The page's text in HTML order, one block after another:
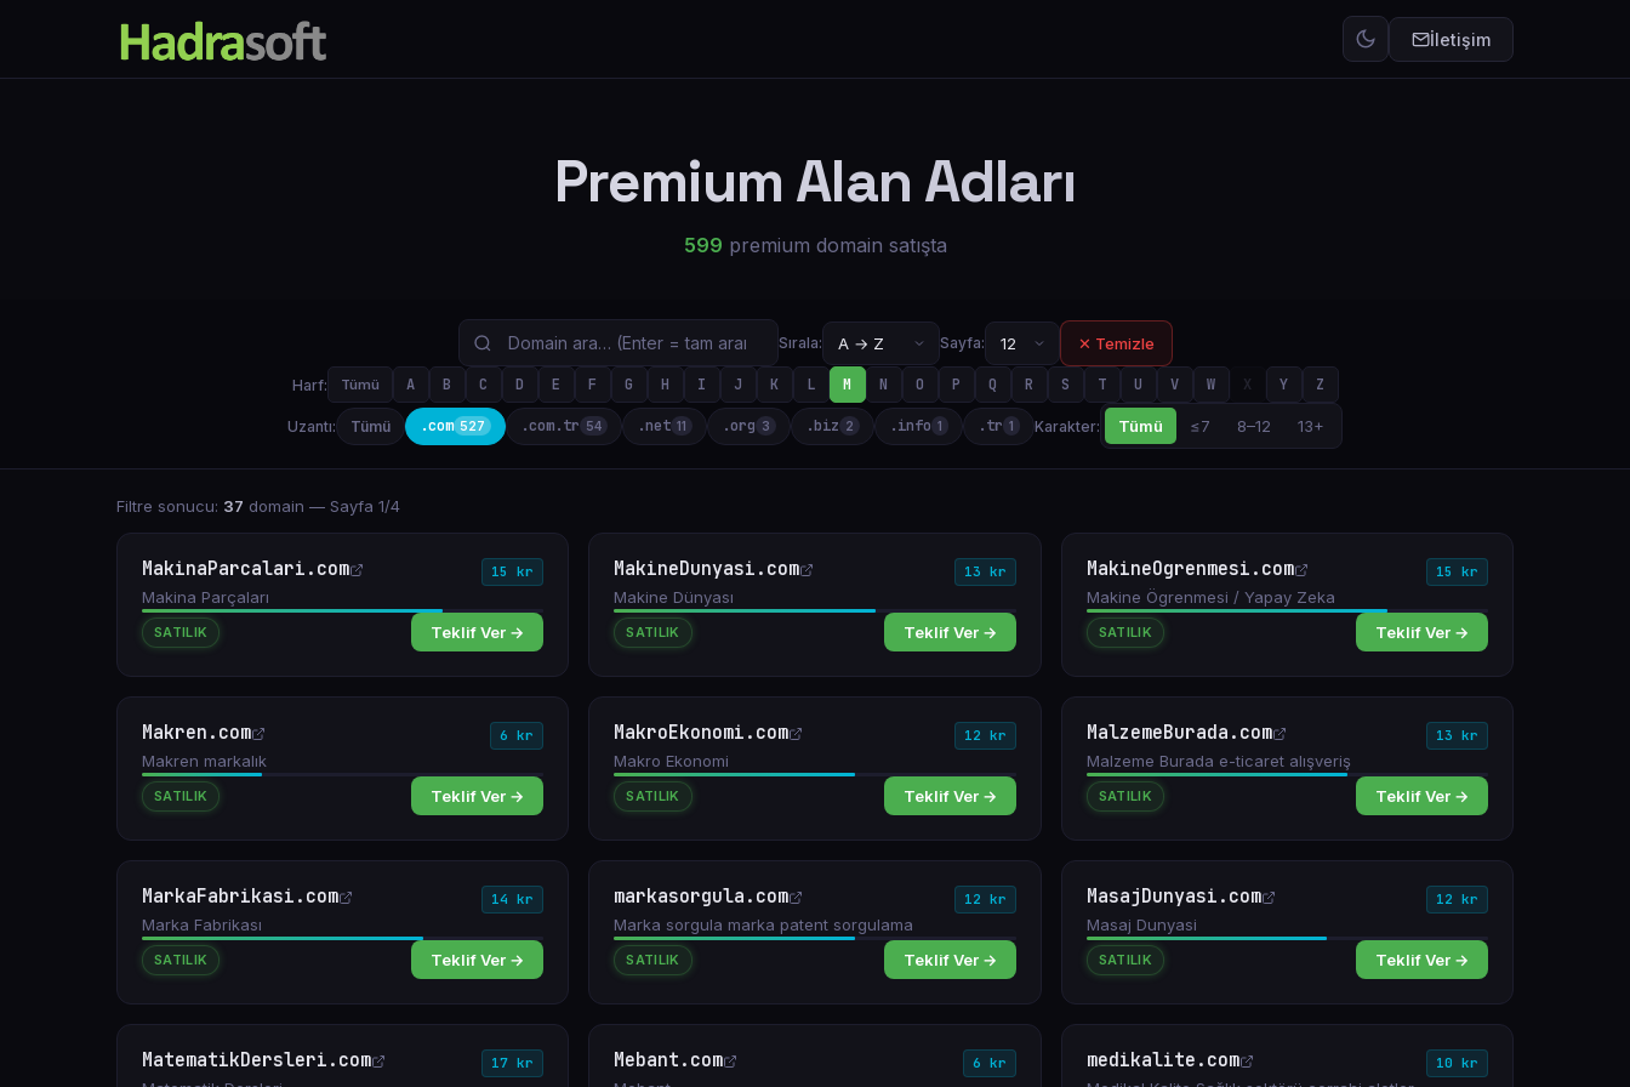
İletişim
Premium Alan Adları
599 premium domain satışta
Sırala: Sayfa: ✕ Temizle
Harf: Tümü A B C D E F G H I J K L M N O P Q R S T U V W X Y Z
Uzantı: Tümü .com 527 .com.tr 54 .net 11 .org 3 .biz 2 .info 1 .tr 1 Karakter: Tümü ≤7 8–12 13+
Filtre sonucu: 37 domain — Sayfa 1/4
MakinaParcalari.com 15 kr
Makina Parçaları
SATILIK Teklif Ver →
MakineDunyasi.com 13 kr
Makine Dünyası
SATILIK Teklif Ver →
MakineOgrenmesi.com 15 kr
Makine Ögrenmesi / Yapay Zeka
SATILIK Teklif Ver →
Makren.com 6 kr
Makren markalık
SATILIK Teklif Ver →
MakroEkonomi.com 12 kr
Makro Ekonomi
SATILIK Teklif Ver →
MalzemeBurada.com 13 kr
Malzeme Burada e-ticaret alışveriş
SATILIK Teklif Ver →
MarkaFabrikasi.com 14 kr
Marka Fabrikası
SATILIK Teklif Ver →
markasorgula.com 12 kr
Marka sorgula marka patent sorgulama
SATILIK Teklif Ver →
MasajDunyasi.com 12 kr
Masaj Dunyasi
SATILIK Teklif Ver →
MatematikDersleri.com 17 kr Mebant.com 6 kr medikalite.com 10 kr